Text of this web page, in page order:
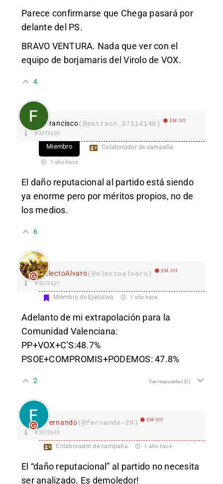
Parece confirmarse que Chega pasará por
delante del PS.
BRAVO VENTURA. Nada que ver con el
equipo de borjamaris del Virolo de VOX.
4
Francisco(@patreon_37114148) EM Off
#3073630
Miembro Colaborador de campaña
1 año hace
El daño reputacional al partido está siendo
ya enorme pero por méritos propios, no de
los medios.
6
electoAlvaro(@electoalvaro) EM Off
#3073621
Miembro de Ejecutiva 1 año hace
Adelanto de mi extrapolación para la
Comunidad Valenciana:
PP+VOX+C’S:48.7%
PSOE+COMPROMIS+PODEMOS: 47.8%
2 Ver respuestas(2)
Fernando(@fernando-29) EM Off
#3073618
Colaborador de campaña 1 año hace
El “daño reputacional” al partido no necesita
ser analizado. Es demoledor!